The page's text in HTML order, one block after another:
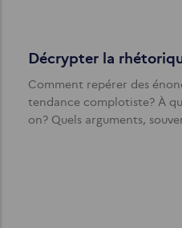
Décrypter la
Comment repérer des
tendance complotiste? À
on? Quels arguments,